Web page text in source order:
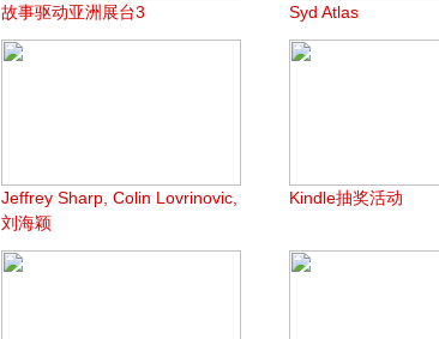
故事驱动亚洲展台3 Syd Atlas
Jeffrey Sharp, Colin Lovrinovic,
刘海颖
Kindle抽奖活动